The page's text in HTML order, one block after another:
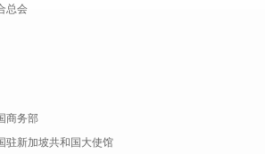
总会
商务部
驻新加坡共和国大使馆